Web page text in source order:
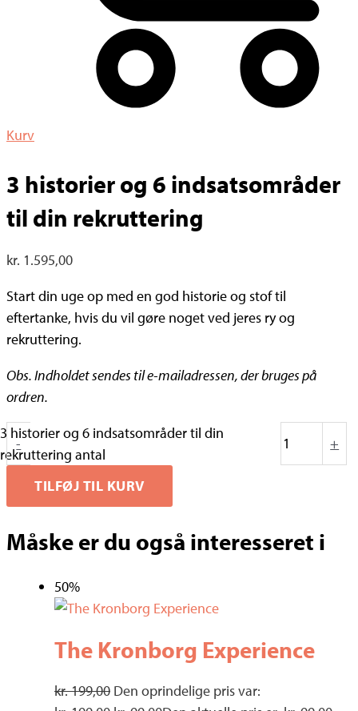
Kurv
3 historier og 6 indsatsområder
til din rekruttering
kr. 1.595,00
Start din uge op med en god historie og stof til
eftertanke, hvis du vil gøre noget ved jeres ry og
rekruttering.
Obs. Indholdet sendes til e-mailadressen, der bruges på
ordren.
-
3 historier og 6 indsatsområder til din
rekruttering antal
+
TILFØJ TIL KURV
Måske er du også interesseret i
50%
The Kronborg Experience
kr.199,00 Den oprindelige pris var: